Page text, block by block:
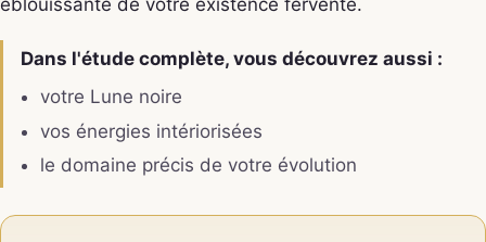
Dans l'étude complète, vous découvrez aussi :
votre Lune noire
vos énergies intériorisées
le domaine précis de votre évolution